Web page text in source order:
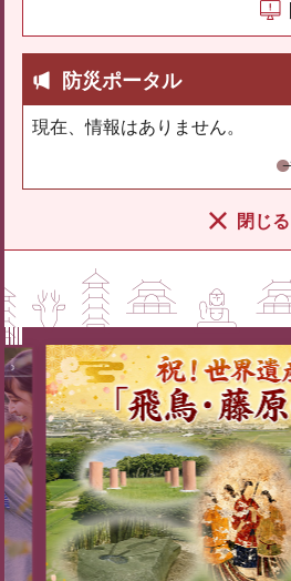
防災ポータル
現在、情報はありません。
閉じる